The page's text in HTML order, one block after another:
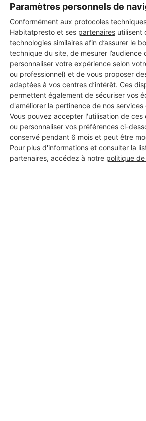
Paramètres personnels de
Conformément aux protocoles
Habitatpresto et ses partenaires utilisent
technologies similaires afin d’assurer le
technique du site, de mesurer l’audience
personnaliser votre expérience selon
ou professionnel) et de vous proposer
adaptées à vos centres d’intérêt. Ces
permettent également de sécuriser vos
d'améliorer la pertinence de nos services
Vous pouvez accepter l'utilisation de ces
ou personnaliser vos préférences ci-
conservé pendant 6 mois et peut être
Pour plus d'informations et consulter la
partenaires, accédez à notre politique
DEMANDER UN
Les 1 autres
d'alarmes pour vos
Mollégès
ACP